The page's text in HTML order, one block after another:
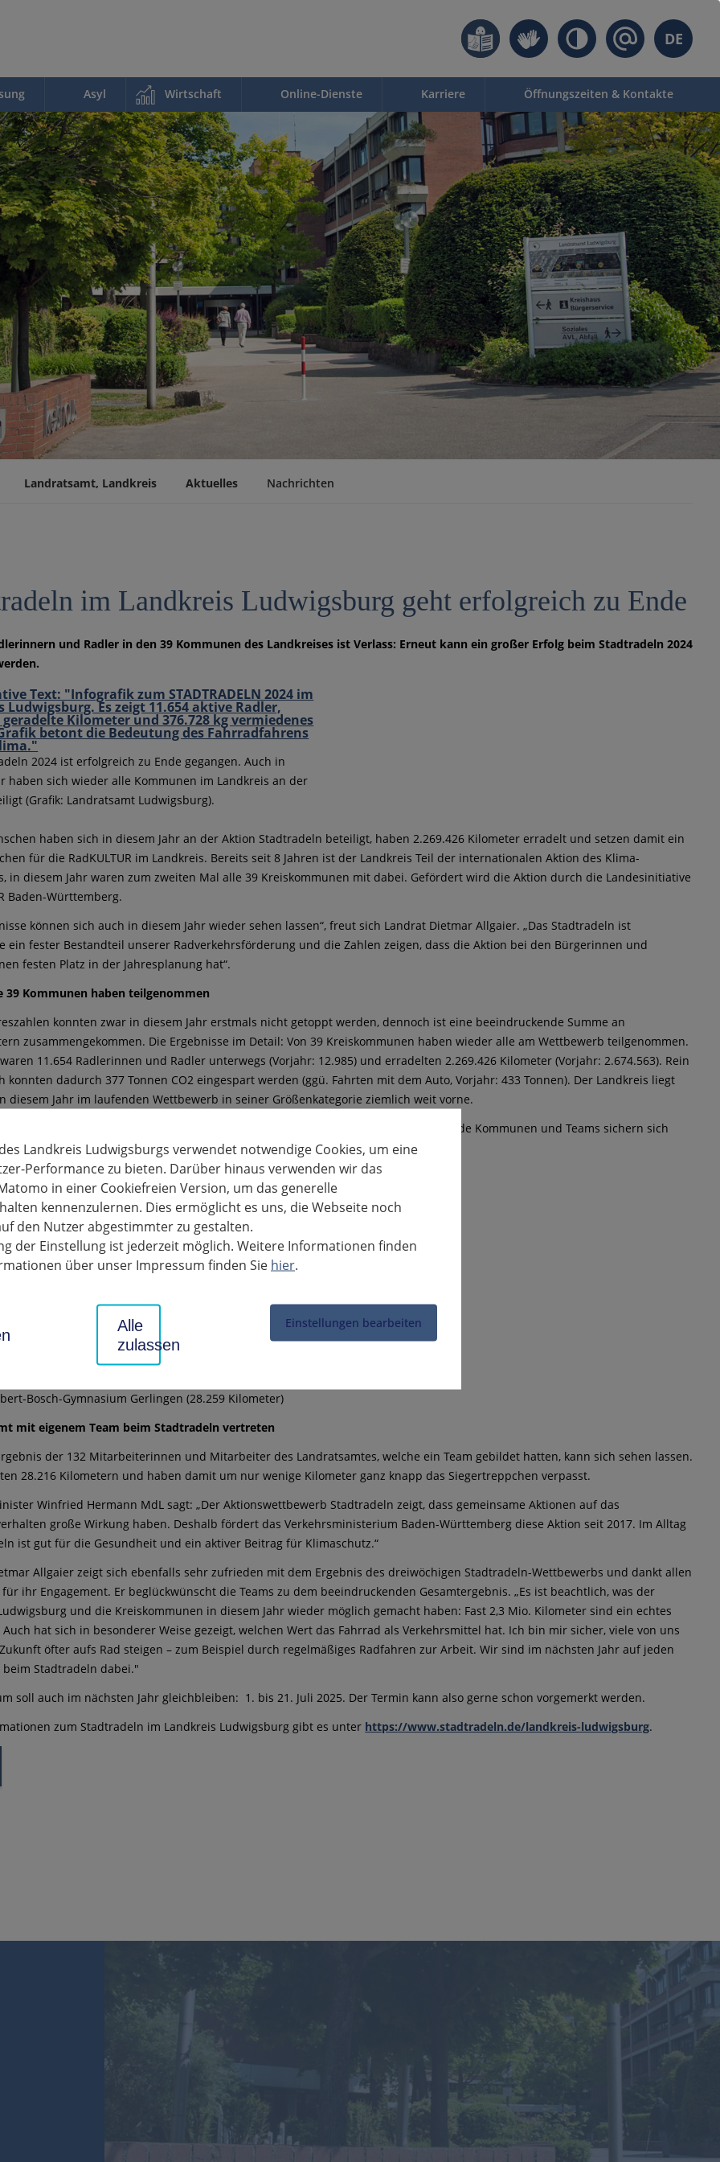
DE
Asyl Wirtschaft Online-Dienste Karriere Öffnungszeiten & Kontakte
Landratsamt, Landkreis Aktuelles Nachrichten
im Landkreis Ludwigsburg geht erfolgreich zu Ende
und Radler in den 39 Kommunen des Landkreises ist Verlass: Erneut kann ein großer Erfolg beim Stadtradeln 2024
2024 ist erfolgreich zu Ende gegangen. Auch in
haben sich wieder alle Kommunen im Landkreis an der
(Grafik: Landratsamt Ludwigsburg).
haben sich in diesem Jahr an der Aktion Stadtradeln beteiligt, haben 2.269.426 Kilometer erradelt und setzen damit ein
für die RadKULTUR im Landkreis. Bereits seit 8 Jahren ist der Landkreis Teil der internationalen Aktion des Klima-
in diesem Jahr waren zum zweiten Mal alle 39 Kreiskommunen mit dabei. Gefördert wird die Aktion durch die Landesinitiative
Baden-Württemberg.
können sich auch in diesem Jahr wieder sehen lassen“, freut sich Landrat Dietmar Allgaier. „Das Stadtradeln ist
ein fester Bestandteil unserer Radverkehrsförderung und die Zahlen zeigen, dass die Aktion bei den Bürgerinnen und
festen Platz in der Jahresplanung hat“.
39 Kommunen haben teilgenommen
konnten zwar in diesem Jahr erstmals nicht getoppt werden, dennoch ist eine beeindruckende Summe an
zusammengekommen. Die Ergebnisse im Detail: Von 39 Kreiskommunen haben wieder alle am Wettbewerb teilgenommen.
11.654 Radlerinnen und Radler unterwegs (Vorjahr: 12.985) und erradelten 2.269.426 Kilometer (Vorjahr: 2.674.563). Rein
konnten dadurch 377 Tonnen CO2 eingespart werden (ggü. Fahrten mit dem Auto, Vorjahr: 433 Tonnen). Der Landkreis liegt
diesem Jahr im laufenden Wettbewerb in seiner Größenkategorie ziemlich weit vorne.
freut sich, die Besten unter den Besten auszuzeichnen und zu prämieren. Folgende Kommunen und Teams sichern sich
auf dem Treppchen:
Kommune (meiste Kilometer pro Einwohner/-in)
(15,14 Kilometer pro Einwohner/-in)
(8,00 Kilometer pro Einwohner/-in)
(7,54 Kilometer pro Einwohner/-in)
Teams (Gesamtkilometer)
Gymnasium (70.418 Kilometer)
(52.022 Kilometer)
Bosch-Gymnasium Gerlingen (28.259 Kilometer)
mit eigenem Team beim Stadtradeln vertreten
der 132 Mitarbeiterinnen und Mitarbeiter des Landratsamtes, welche ein Team gebildet hatten, kann sich sehen lassen.
28.216 Kilometern und haben damit um nur wenige Kilometer ganz knapp das Siegertreppchen verpasst.
Winfried Hermann MdL sagt: „Der Aktionswettbewerb Stadtradeln zeigt, dass gemeinsame Aktionen auf das
große Wirkung haben. Deshalb fördert das Verkehrsministerium Baden-Württemberg diese Aktion seit 2017. Im Alltag
ist gut für die Gesundheit und ein aktiver Beitrag für Klimaschutz.“
Allgaier zeigt sich ebenfalls sehr zufrieden mit dem Ergebnis des dreiwöchigen Stadtradeln-Wettbewerbs und dankt allen
ihr Engagement. Er beglückwünscht die Teams zu dem beeindruckenden Gesamtergebnis. „Es ist beachtlich, was der
und die Kreiskommunen in diesem Jahr wieder möglich gemacht haben: Fast 2,3 Mio. Kilometer sind ein echtes
Auch hat sich in besonderer Weise gezeigt, welchen Wert das Fahrrad als Verkehrsmittel hat. Ich bin mir sicher, viele von uns
öfter aufs Rad steigen – zum Beispiel durch regelmäßiges Radfahren zur Arbeit. Wir sind im nächsten Jahr auf jeden
beim Stadtradeln dabei."
soll auch im nächsten Jahr gleichbleiben: 1. bis 21. Juli 2025. Der Termin kann also gerne schon vorgemerkt werden.
zum Stadtradeln im Landkreis Ludwigsburg gibt es unter https://www.stadtradeln.de/landkreis-ludwigsburg.
Landkreis Ludwigsburgs verwendet notwendige Cookies, um eine
Performance zu bieten. Darüber hinaus verwenden wir das
in einer Cookiefreien Version, um das generelle
kennenzulernen. Dies ermöglicht es uns, die Webseite noch
den Nutzer abgestimmter zu gestalten.
der Einstellung ist jederzeit möglich. Weitere Informationen finden
über unser Impressum finden Sie hier.
Einstellungen bearbeiten
Alle
zulassen